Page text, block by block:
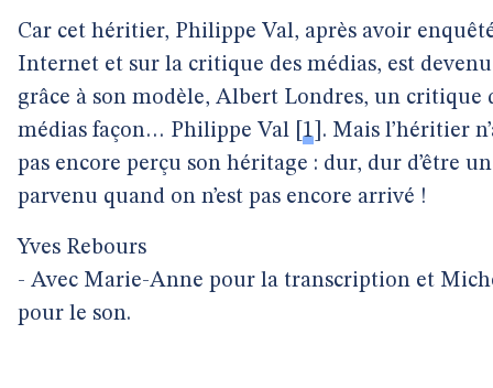
Car cet héritier, Philippe Val, après avoir
Internet et sur la critique des médias, est devenu
grâce à son modèle, Albert Londres, un critique
médias façon… Philippe Val 1 . Mais l’héritier
pas encore perçu son héritage : dur, dur d’être un
parvenu quand on n’est pas encore arrivé !
Yves Rebours
- Avec Marie-Anne pour la transcription et
pour le son.